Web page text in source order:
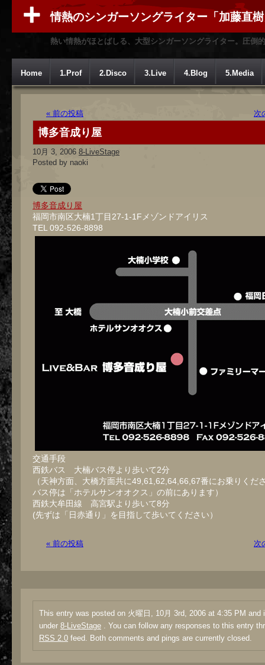
情熱のシンガーソングライター「加藤直
熱い情熱がほとばしる、大型シンガーソングライター。圧倒
Home 1.Prof 2.Disco 3.Live 4.Blog 5.Media
« 前の投稿 次
博多音成り屋
10月 3, 2006 8-LiveStage
Posted by naoki
博多音成り屋
福岡市南区大楠1丁目27-1-1Fメゾンドアイリス
TEL 092-526-8898
交通手段
西鉄バス 大楠バス停より歩いて2分
（天神方面、大橋方面共に49,61,62,64,66,67番にお乗りくだ
バス停は「ホテルサンオオクス」の前にあります）
西鉄大牟田線 高宮駅より歩いて8分
(先ずは「日赤通り」を目指して歩いてください）
« 前の投稿 次
This entry was posted on 火曜日, 10月 3rd, 2006 at 4:35 PM and
under 8-LiveStage . You can follow any responses to this entry
RSS 2.0 feed. Both comments and pings are currently closed.